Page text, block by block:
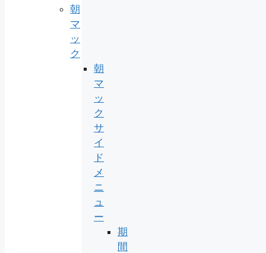
朝
マ
ッ
ク
朝
マ
ッ
ク
サ
イ
ド
メ
ニ
ュ
ー
期
間